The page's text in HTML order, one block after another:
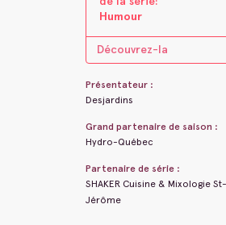
Humour
Découvrez-la
Présentateur :
Desjardins
Grand partenaire de saison :
Hydro-Québec
Partenaire de série :
SHAKER Cuisine & Mixologie St-
Jérôme